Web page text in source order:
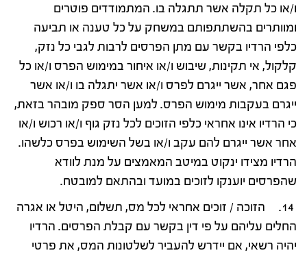
ו/או כל תקלה אשר תתגלה בו. המתמודדים פוטרים
ומוותרים בהשתתפותם במשחק על כל טענה או תביעה
כלפי הרדיו בקשר עם מתן הפרסים לרבות לגבי כל נזק,
קלקול, אי תקינות, שיבוש ו/או איחור במימוש הפרס ו/או כל
פגם אחר, אשר ייגרם לפרס ו/או אשר יתגלה בו ו/או אשר
ייגרם בעקבות מימוש הפרס. למען הסר ספק מובהר בזאת,
כי הרדיו אינו אחראי כלפי הזוכים לכל נזק גוף ו/או רכוש ו/או
אחר אשר ייגרם להם עקב ו/או בשל השימוש בפרס כלשהו.
הרדיו מצידו ינקוט במיטב המאמצים על מנת לוודא
שהפרסים יוענקו לזוכים במועד ובהתאם למובטח.
14. הזוכה / זוכים אחראי לכל מס, תשלום, היטל או אגרה
החלים עליהם על פי דין בקשר עם קבלת הפרסים. הרדיו
יהיה רשאי, אם יידרש להעביר לשלטונות המס, את פרטי